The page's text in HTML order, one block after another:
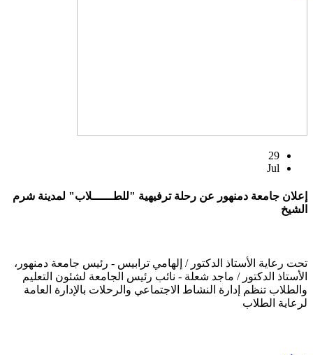
29
Jul
إعلان جامعة دمنهور عن رحلة ترفيهية "للطــــــلاب" لمدينة شرم
الشيخ
تحت رعاية الأستاذ الدكتور / إلهامي ترابيس - رئيس جامعة دمنهور،
الأستاذ الدكتور / ماجد شعلة - نائب رئيس الجامعة لشئون التعليم
والطلاب تنظم إدارة النشاط الاجتماعي والرحلات بالإدارة العامة
لرعاية الطلاب